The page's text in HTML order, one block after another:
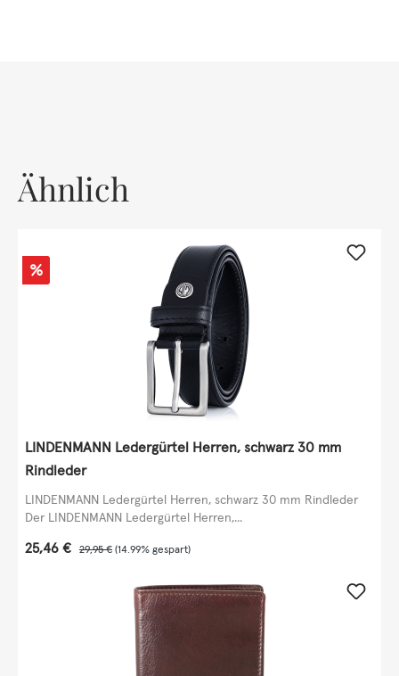
Ähnlich
Rabatt
%
LINDENMANN Ledergürtel Herren, schwarz 30 mm
Rindleder
LINDENMANN Ledergürtel Herren, schwarz 30 mm Rindleder
Der LINDENMANN Ledergürtel Herren,...
Verkaufspreis:
25,46 € Regulärer Preis:
29,95 € (14.99% gespart)